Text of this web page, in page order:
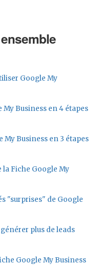
Google My
My Business en 4 étapes
My Business en 3 étapes
la Fiche Google My
"surprises" de Google
plus de leads
Google My Business